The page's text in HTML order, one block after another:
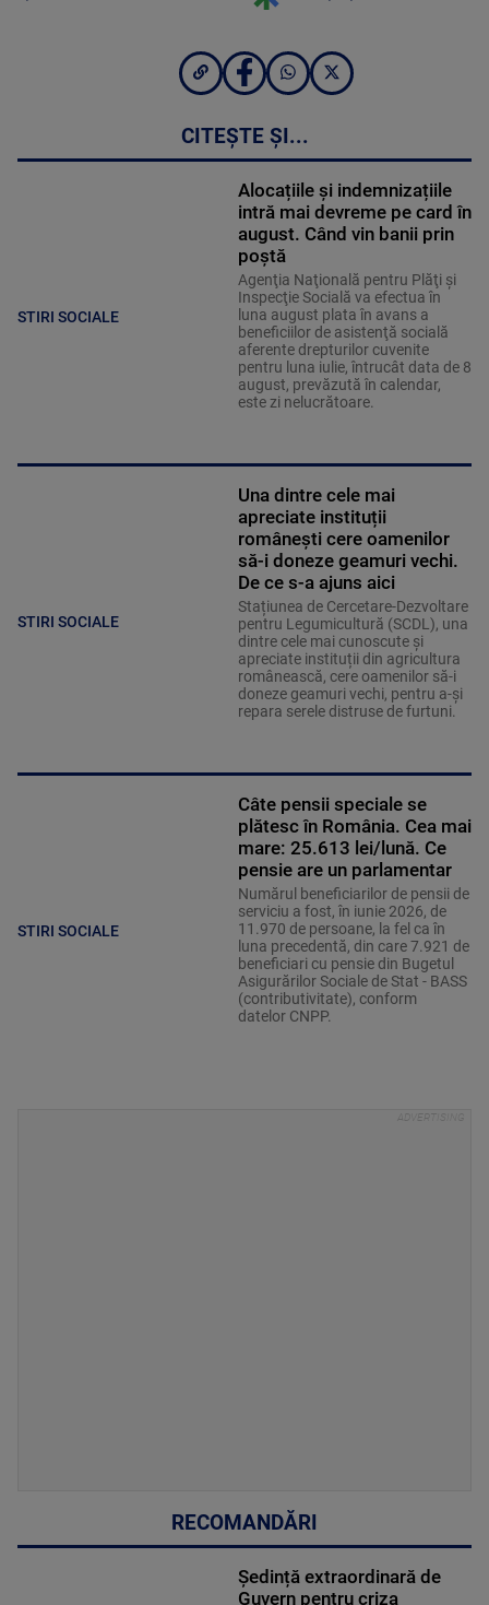
CITEȘTE ȘI...
STIRI SOCIALE
Alocațiile și indemnizațiile
intră mai devreme pe card în
august. Când vin banii prin
poștă
Agenţia Naţională pentru Plăţi şi
Inspecţie Socială va efectua în
luna august plata în avans a
beneficiilor de asistenţă socială
aferente drepturilor cuvenite
pentru luna iulie, întrucât data de 8
august, prevăzută în calendar,
este zi nelucrătoare.
STIRI SOCIALE
Una dintre cele mai
apreciate instituții
românești cere oamenilor
să-i doneze geamuri vechi.
De ce s-a ajuns aici
Stațiunea de Cercetare-Dezvoltare
pentru Legumicultură (SCDL), una
dintre cele mai cunoscute și
apreciate instituții din agricultura
românească, cere oamenilor să-i
doneze geamuri vechi, pentru a-și
repara serele distruse de furtuni.
STIRI SOCIALE
Câte pensii speciale se
plătesc în România. Cea mai
mare: 25.613 lei/lună. Ce
pensie are un parlamentar
Numărul beneficiarilor de pensii de
serviciu a fost, în iunie 2026, de
11.970 de persoane, la fel ca în
luna precedentă, din care 7.921 de
beneficiari cu pensie din Bugetul
Asigurărilor Sociale de Stat - BASS
(contributivitate), conform
datelor CNPP.
RECOMANDĂRI
Ședință extraordinară de
Guvern pentru criza